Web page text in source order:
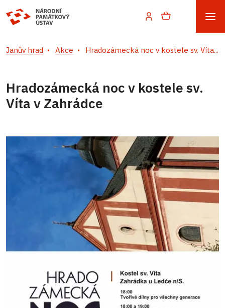
Janův hrad Akce Hradozámecká noc v kostele sv. Víta...
Hradozámecká noc v kostele sv.
Víta v Zahrádce